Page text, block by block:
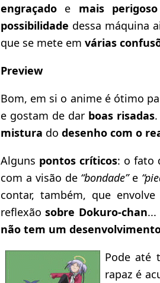
engraçado e mais perigoso
possibilidade dessa máquina
que se mete em várias
Preview
Bom, em si o anime é ótimo
e gostam de dar boas risadas
mistura do desenho com o
Alguns pontos críticos: o fato
com a visão de “bondade” e
contar, também, que
reflexãosobre Dokuro-chan...
não tem um
Pode até
rapaz é